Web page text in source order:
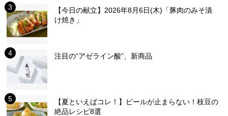
【今日の献立】2026年8月6日(木)「豚肉のみそ漬
け焼き」
注目の“アゼライン酸”、新商品
【夏といえばコレ！】ビールが止まらない！枝豆の
絶品レシピ8選